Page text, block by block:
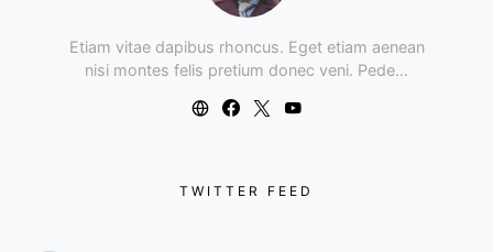
Etiam vitae dapibus rhoncus. Eget etiam aenean
nisi montes felis pretium donec veni. Pede…
TWITTER FEED